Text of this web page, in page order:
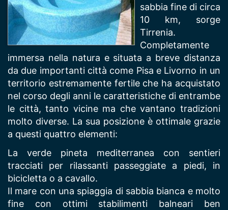
sabbia fine di circa
10 km, sorge
Tirrenia.
Completamente
immersa nella natura e situata a breve distanza
da due importanti città come Pisa e Livorno in un
territorio estremamente fertile che ha acquistato
nel corso degli anni le caratteristiche di entrambe
le città, tanto vicine ma che vantano tradizioni
molto diverse. La sua posizione è ottimale grazie
a questi quattro elementi:
La verde pineta mediterranea con sentieri
tracciati per rilassanti passeggiate a piedi, in
bicicletta o a cavallo.
Il mare con una spiaggia di sabbia bianca e molto
fine con ottimi stabilimenti balneari ben